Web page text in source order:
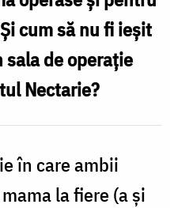
cum să nu fi ieșit
de operație
Nectarie?
în care ambii
la fiere (a și